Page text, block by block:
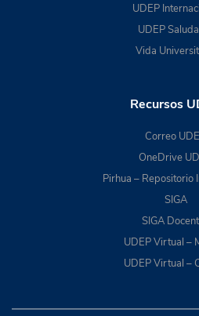
UDEP
UDEP
Vida
Recursos
Correo
OneDrive
Pirhua – Repositorio
SIGA
SIGA
UDEP Virtual –
UDEP Virtual –